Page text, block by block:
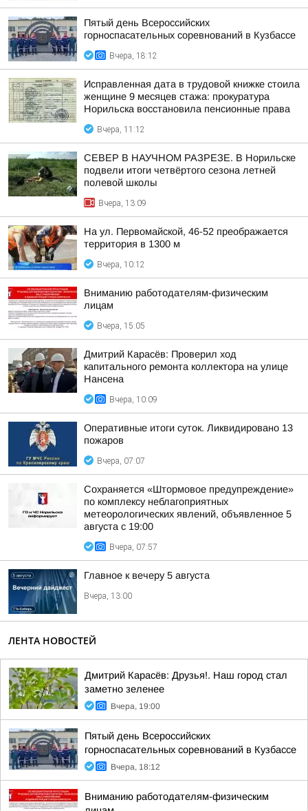
Пятый день Всероссийских
горноспасательных соревнований в Кузбассе
Вчера, 18:12
Исправленная дата в трудовой книжке стоила
женщине 9 месяцев стажа: прокуратура
Норильска восстановила пенсионные права
Вчера, 11:12
СЕВЕР В НАУЧНОМ РАЗРЕЗЕ. В Норильске
подвели итоги четвёртого сезона летней
полевой школы
Вчера, 13:09
На ул. Первомайской, 46-52 преображается
территория в 1300 м
Вчера, 10:12
Вниманию работодателям-физическим
лицам
Вчера, 15:05
Дмитрий Карасёв: Проверил ход
капитального ремонта коллектора на улице
Нансена
Вчера, 10:09
Оперативные итоги суток. Ликвидировано 13
пожаров
Вчера, 07:07
Сохраняется «Штормовое предупреждение»
по комплексу неблагоприятных
метеорологических явлений, объявленное 5
августа с 19:00
Вчера, 07:57
Главное к вечеру 5 августа
Вчера, 13:00
ЛЕНТА НОВОСТЕЙ
Дмитрий Карасёв: Друзья!. Наш город стал
заметно зеленее
Вчера, 19:00
Пятый день Всероссийских
горноспасательных соревнований в Кузбассе
Вчера, 18:12
Вниманию работодателям-физическим